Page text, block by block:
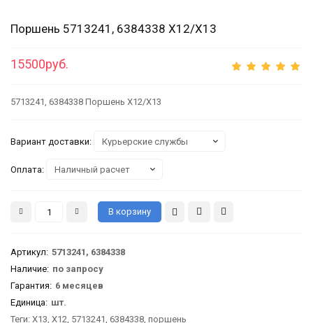
Поршень 5713241, 6384338 X12/X13
15500руб.
5713241, 6384338 Поршень X12/X13
Вариант доставки:
Оплата:
Артикул: 5713241, 6384338
Наличие: по запросу
Гарантия: 6 месяцев
Единица: шт.
Теги: X13, X12, 5713241, 6384338, поршень